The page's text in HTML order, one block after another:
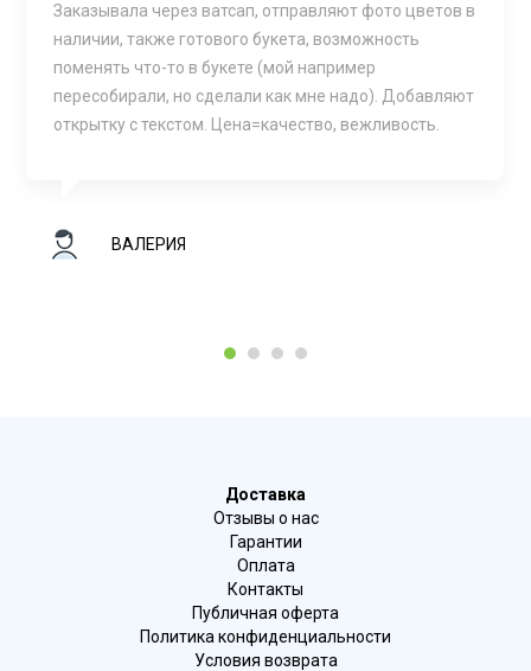
Заказывала через ватсап, отправляют фото цветов в
наличии, также готового букета, возможность
поменять что-то в букете (мой например
пересобирали, но сделали как мне надо). Добавляют
открытку с текстом. Цена=качество, вежливость.
ВАЛЕРИЯ
1 2 3 4
Доставка
Отзывы о нас
Гарантии
Оплата
Контакты
Публичная оферта
Политика конфиденциальности
Условия возврата